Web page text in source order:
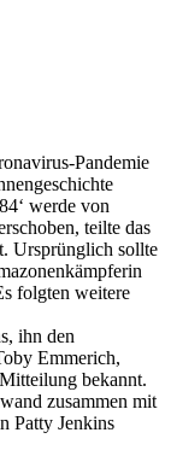
Pandemie
werde von
teilte das
Ursprünglich sollte
folgten weitere
ihn den
Emmerich,
bekannt.
zusammen mit
Patty Jenkins